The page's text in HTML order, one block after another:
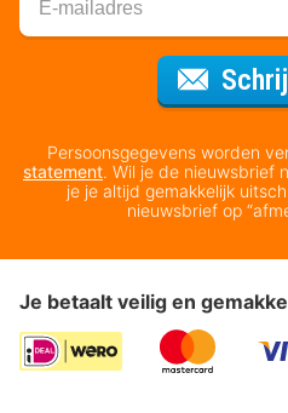
Persoonsgegevens worden
statement. Wil je de nieuwsbrief
je je altijd gemakkelijk
nieuwsbrief op
Je betaalt veilig en